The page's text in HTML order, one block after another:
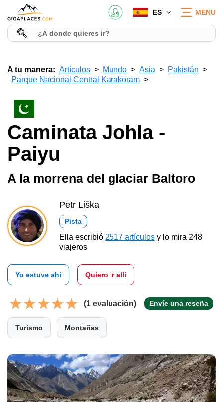
ES MENU
A tu manera: Artículos Mundo Asia
Pakistán
Parque Nacional Central Karakoram
Caminata Johla -
Paiyu
A la morrena del glaciar Baltoro
Petr Liška
Pista
Ella escribió 2517 artículos y lo mira 248
viajeros
Yo estuve ahí Quiero ir allí
(1 evaluación) Envíe una reseña
Turismo Montañas